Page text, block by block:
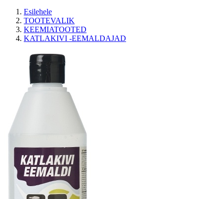
Esilehele
TOOTEVALIK
KEEMIATOOTED
KATLAKIVI -EEMALDAJAD